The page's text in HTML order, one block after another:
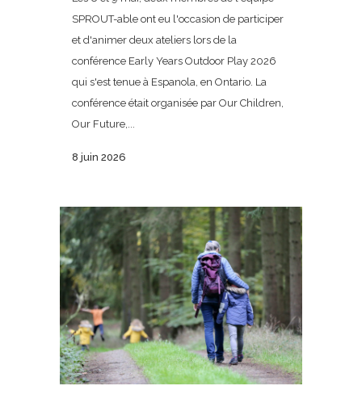
SPROUT-able ont eu l'occasion de participer
et d'animer deux ateliers lors de la
conférence Early Years Outdoor Play 2026
qui s'est tenue à Espanola, en Ontario. La
conférence était organisée par Our Children,
Our Future,...
8 juin 2026